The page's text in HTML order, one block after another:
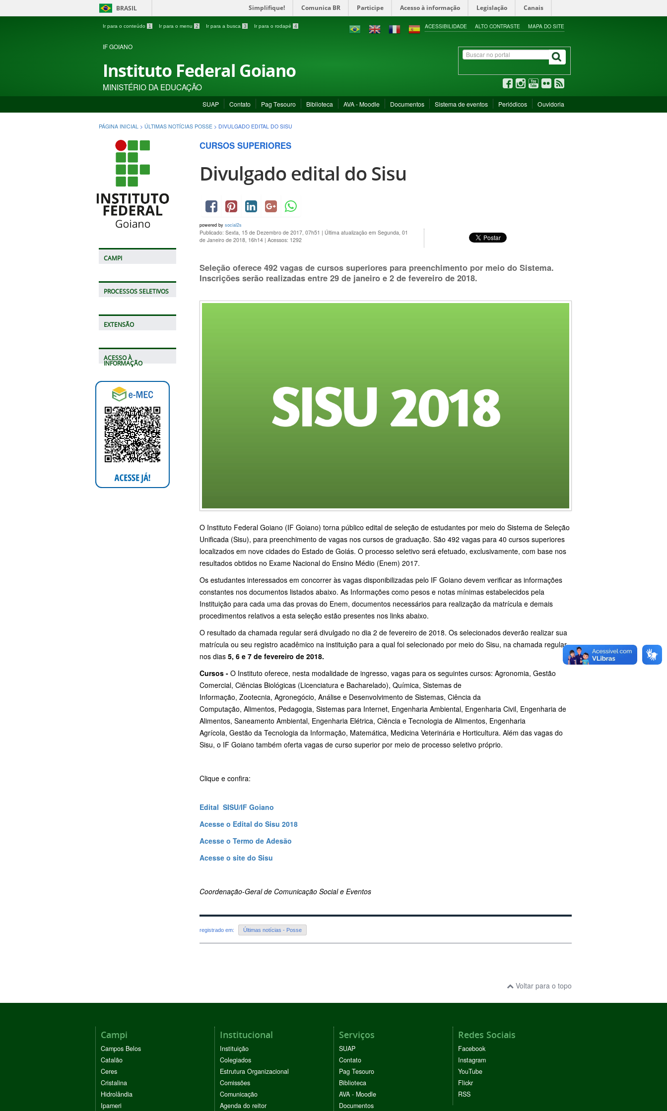
BRASIL Simplifique! Comunica BR Participe Acesso à informação Legislação Canais
Ir para o conteúdo 1 Ir para o menu 2 Ir para a busca 3 Ir para o rodapé 4 ACESSIBILIDADE ALTO CONTRASTE MAPA DO SITE
IF GOIANO
Instituto Federal Goiano
MINISTÉRIO DA EDUCAÇÃO
SUAP Contato Pag Tesouro Biblioteca AVA - Moodle Documentos Sistema de eventos Periódicos Ouvidoria
PÁGINA INICIAL > ÚLTIMAS NOTÍCIAS POSSE > DIVULGADO EDITAL DO SISU
CAMPI
PROCESSOS SELETIVOS
EXTENSÃO
ACESSO À
INFORMAÇÃO
CURSOS SUPERIORES
Divulgado edital do Sisu
powered by social2s
Publicado: Sexta, 15 de Dezembro de 2017, 07h51 | Última atualização em Segunda, 01
de Janeiro de 2018, 16h14 | Acessos: 1292
Seleção oferece 492 vagas de cursos superiores para preenchimento por meio do Sistema.
Inscrições serão realizadas entre 29 de janeiro e 2 de fevereiro de 2018.
O Instituto Federal Goiano (IF Goiano) torna público edital de seleção de estudantes por meio do Sistema de Seleção
Unificada (Sisu), para preenchimento de vagas nos cursos de graduação. São 492 vagas para 40 cursos superiores
localizados em nove cidades do Estado de Goiás. O processo seletivo será efetuado, exclusivamente, com base nos
resultados obtidos no Exame Nacional do Ensino Médio (Enem) 2017.
Os estudantes interessados em concorrer às vagas disponibilizadas pelo IF Goiano devem verificar as informações
constantes nos documentos listados abaixo. As Informações como pesos e notas mínimas estabelecidos pela
Instituição para cada uma das provas do Enem, documentos necessários para realização da matrícula e demais
procedimentos relativos a esta seleção estão presentes nos links abaixo.
O resultado da chamada regular será divulgado no dia 2 de fevereiro de 2018. Os selecionados deverão realizar sua
matrícula ou seu registro acadêmico na instituição para a qual foi selecionado por meio do Sisu, na chamada regular,
nos dias 5, 6 e 7 de fevereiro de 2018.
Cursos - O Instituto oferece, nesta modalidade de ingresso, vagas para os seguintes cursos: Agronomia, Gestão
Comercial, Ciências Biológicas (Licenciatura e Bacharelado), Química, Sistemas de
Informação, Zootecnia, Agronegócio, Análise e Desenvolvimento de Sistemas, Ciência da
Computação, Alimentos, Pedagogia, Sistemas para Internet, Engenharia Ambiental, Engenharia Civil, Engenharia de
Alimentos, Saneamento Ambiental, Engenharia Elétrica, Ciência e Tecnologia de Alimentos, Engenharia
Agrícola, Gestão da Tecnologia da Informação, Matemática, Medicina Veterinária e Horticultura. Além das vagas do
Sisu, o IF Goiano também oferta vagas de curso superior por meio de processo seletivo próprio.
Clique e confira:
Edital SISU/IF Goiano
Acesse o Edital do Sisu 2018
Acesse o Termo de Adesão
Acesse o site do Sisu
Coordenação-Geral de Comunicação Social e Eventos
registrado em: Últimas notícias - Posse
Voltar para o topo
Campi
Campos Belos
Catalão
Ceres
Cristalina
Hidrolândia
Ipameri
Institucional
Instituição
Colegiados
Estrutura Organizacional
Comissões
Comunicação
Agenda do reitor
Serviços
SUAP
Contato
Pag Tesouro
Biblioteca
AVA - Moodle
Documentos
Redes Sociais
Facebook
Instagram
YouTube
Flickr
RSS